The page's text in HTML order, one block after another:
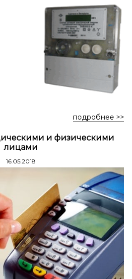
стальные
подробнее >>
и физическими
лицами
16.05.2018